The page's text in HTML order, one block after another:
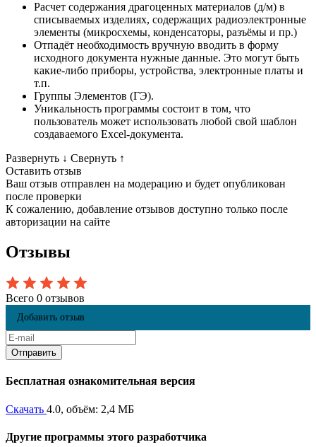
Расчет содержания драгоценных материалов (д/м) в
списываемых изделиях, содержащих радиоэлектронные
элементы (микросхемы, конденсаторы, разъёмы и пр.)
Отпадёт необходимость вручную вводить в форму
исходного документа нужные данные. Это могут быть
какие-либо приборы, устройства, электронные платы и
т.п.
Группы Элементов (ГЭ).
Уникальность программы состоит в том, что
пользователь может использовать любой свой шаблон
создаваемого Excel-документа.
Развернуть ↓ Свернуть ↑
Оставить отзыв
Ваш отзыв отправлен на модерацию и будет опубликован
после проверки
К сожалению, добавление отзывов доступно только после
авторизации на сайте
Отзывы
Всего 0 отзывов
Добавить отзыв
Бесплатная ознакомительная версия
Скачать 4.0, объём: 2,4 МБ
Другие программы этого разработчика